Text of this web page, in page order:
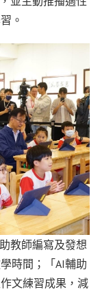
。
教師編寫及發想
時間；「AI輔助
文練習成果，減